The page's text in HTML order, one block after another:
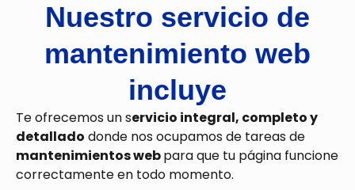
Nuestro servicio de
mantenimiento web
incluye
Te ofrecemos un servicio integral, completo y
detallado donde nos ocupamos de tareas de
mantenimientos webpara que tu página funcione
correctamente en todo momento.